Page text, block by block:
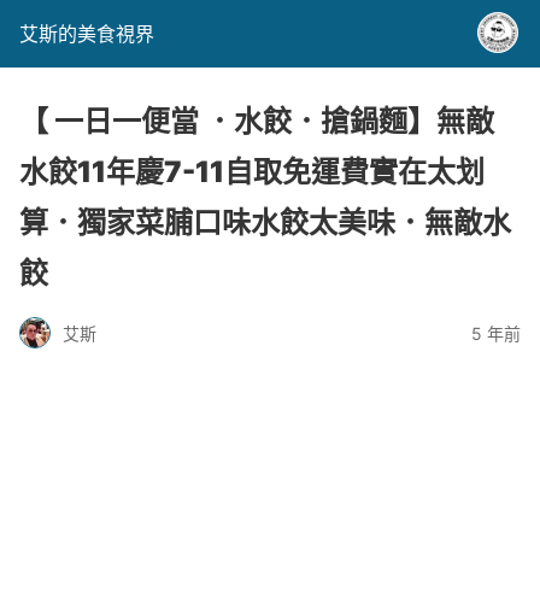
艾斯的美食視界
【 一日一便當 ．水餃．搶鍋麵】無敵
水餃11年慶7-11自取免運費實在太划
算．獨家菜脯口味水餃太美味．無敵水
餃
艾斯 5 年前